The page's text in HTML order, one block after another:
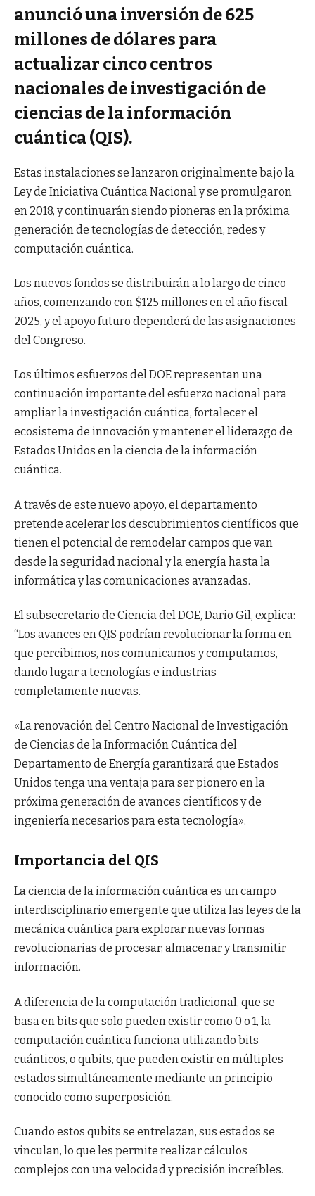
anunció una inversión de 625
millones de dólares para
actualizar cinco centros
nacionales de investigación de
ciencias de la información
cuántica (QIS).
Estas instalaciones se lanzaron originalmente bajo la
Ley de Iniciativa Cuántica Nacional y se promulgaron
en 2018, y continuarán siendo pioneras en la próxima
generación de tecnologías de detección, redes y
computación cuántica.
Los nuevos fondos se distribuirán a lo largo de cinco
años, comenzando con $125 millones en el año fiscal
2025, y el apoyo futuro dependerá de las asignaciones
del Congreso.
Los últimos esfuerzos del DOE representan una
continuación importante del esfuerzo nacional para
ampliar la investigación cuántica, fortalecer el
ecosistema de innovación y mantener el liderazgo de
Estados Unidos en la ciencia de la información
cuántica.
A través de este nuevo apoyo, el departamento
pretende acelerar los descubrimientos científicos que
tienen el potencial de remodelar campos que van
desde la seguridad nacional y la energía hasta la
informática y las comunicaciones avanzadas.
El subsecretario de Ciencia del DOE, Dario Gil, explica:
“Los avances en QIS podrían revolucionar la forma en
que percibimos, nos comunicamos y computamos,
dando lugar a tecnologías e industrias
completamente nuevas.
«La renovación del Centro Nacional de Investigación
de Ciencias de la Información Cuántica del
Departamento de Energía garantizará que Estados
Unidos tenga una ventaja para ser pionero en la
próxima generación de avances científicos y de
ingeniería necesarios para esta tecnología».
Importancia del QIS
La ciencia de la información cuántica es un campo
interdisciplinario emergente que utiliza las leyes de la
mecánica cuántica para explorar nuevas formas
revolucionarias de procesar, almacenar y transmitir
información.
A diferencia de la computación tradicional, que se
basa en bits que solo pueden existir como 0 o 1, la
computación cuántica funciona utilizando bits
cuánticos, o qubits, que pueden existir en múltiples
estados simultáneamente mediante un principio
conocido como superposición.
Cuando estos qubits se entrelazan, sus estados se
vinculan, lo que les permite realizar cálculos
complejos con una velocidad y precisión increíbles.